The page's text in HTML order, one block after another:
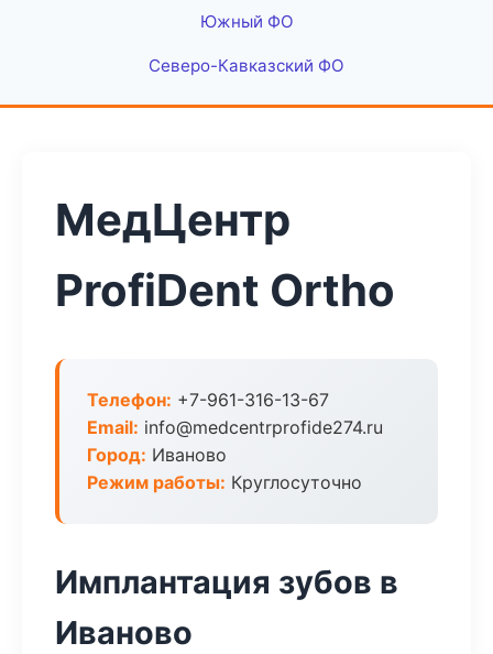
Южный ФО
Северо-Кавказский ФО
МедЦентр
ProfiDent Ortho
Телефон: +7-961-316-13-67
Email: info@medcentrprofide274.ru
Город: Иваново
Режим работы: Круглосуточно
Имплантация зубов в
Иваново